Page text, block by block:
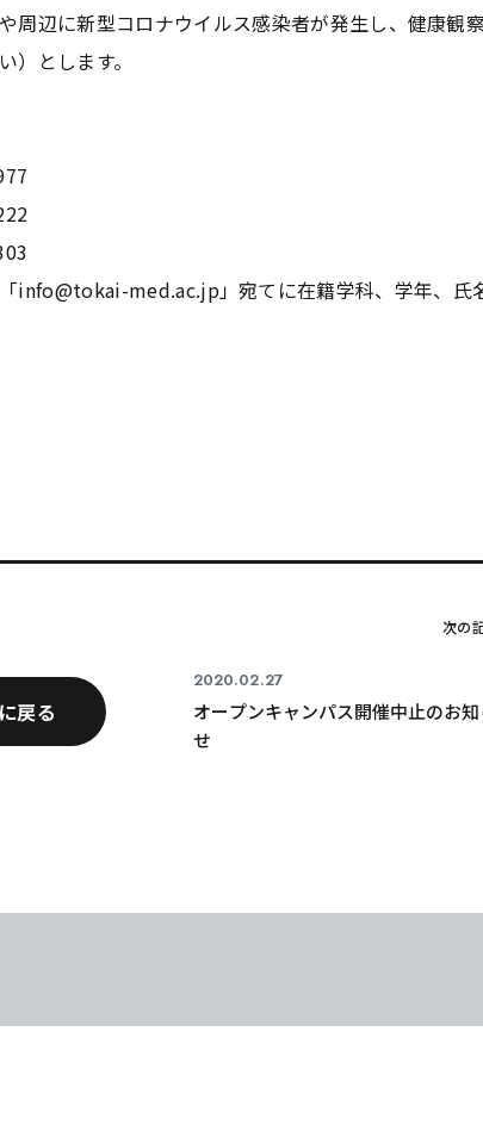
周辺に新型コロナウイルス感染者が発生し、健康観
）とします。
info@tokai-med.ac.jp」宛てに在籍学科、学年、氏
次の
2020.02.27
オープンキャンパス開催中止のお知
せ
戻る
東海医療工学
東海医療工学
東海医療工学
東海医療工学